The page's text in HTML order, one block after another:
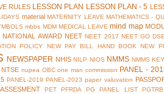
RULES LESSON PLAN LESSON PLAN - 5
material MATERNITY LEAVE MATHEMATICS -
mbbs MDM MEDICAL LEAVE mind map
NATIONAL AWARD NEET NEET 2017 NEET GO DSE
POLICY NEW PAY BILL HAND BOOK NEW
NEWSPAPER NHIS NILP NIOS NMMS NMMS KEY
NTSE nupea OBC one man commission PANEL -
PANEL-2019 PANEL-2023 paper valuvation
PET PFRDA PG PANEL LIST